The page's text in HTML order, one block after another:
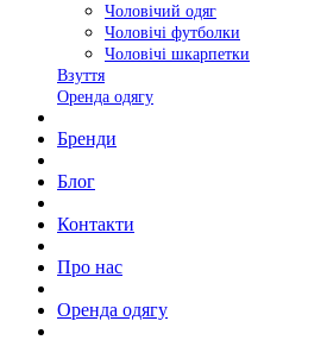
Чоловічий одяг
Чоловічі футболки
Чоловічі шкарпетки
Взуття
Оренда одягу
Бренди
Блог
Контакти
Про нас
Оренда одягу